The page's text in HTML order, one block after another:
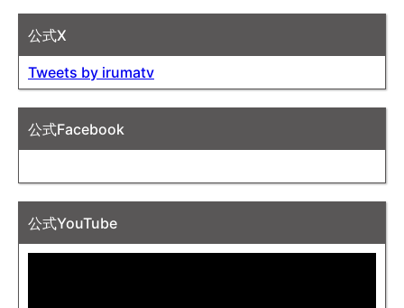
公式X
Tweets by irumatv
公式Facebook
公式YouTube